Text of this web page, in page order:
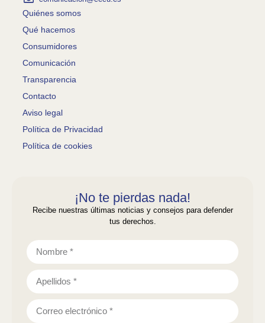
Quiénes somos
Qué hacemos
Consumidores
Comunicación
Transparencia
Contacto
Aviso legal
Política de Privacidad
Política de cookies
¡No te pierdas nada!
Recibe nuestras últimas noticias y consejos para defender
tus derechos.